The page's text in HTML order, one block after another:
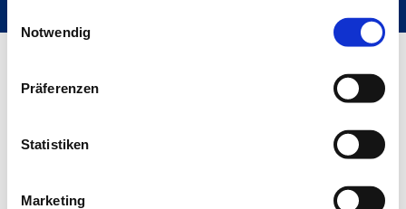
Notwendig
Präferenzen
Statistiken
Marketing
Metabar